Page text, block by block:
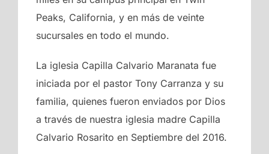
Peaks, California, y en más de veinte
sucursales en todo el mundo.
La iglesia Capilla Calvario Maranata fue
iniciada por el pastor Tony Carranza y su
familia, quienes fueron enviados por Dios
a través de nuestra iglesia madre Capilla
Calvario Rosarito en Septiembre del 2016.